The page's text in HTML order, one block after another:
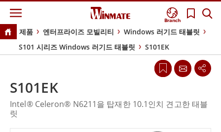
Branch
제품 엔터프라이즈 모빌리티
Windows 러기드 태블릿
S101 시리즈 Windows 러기드 태블릿
S101EK
S101EK
Intel® Celeron® N6211을 탑재한 10.1인치 견고한 태블
릿